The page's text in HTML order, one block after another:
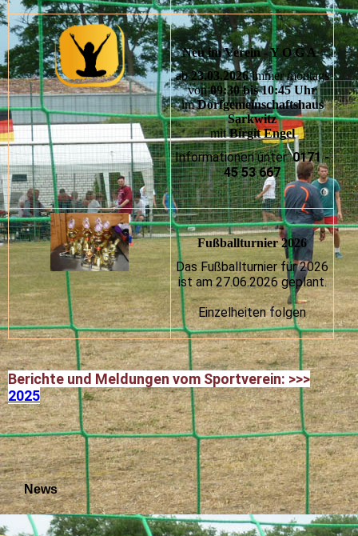
Neu im Verein - Y O G A -
ab23.03.2026immer montags
von09:30 bis 10:45 Uhr
imDorfgemeinschaftshaus
Sarkwitz
mitBirgit Engel
Informationen unter:0171 -
45 53 667
Fußballturnier 2026
Das Fußballturnier für 2026
ist am 27.06.2026 geplant.
Einzelheiten folgen
Berichte und Meldungen vom Sportverein: >>>
2025
News